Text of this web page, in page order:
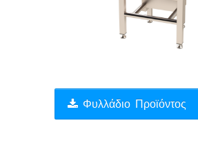
Βιομηχανικός
ΑυτοματισμόςΦυλλάδιο Προϊόντος